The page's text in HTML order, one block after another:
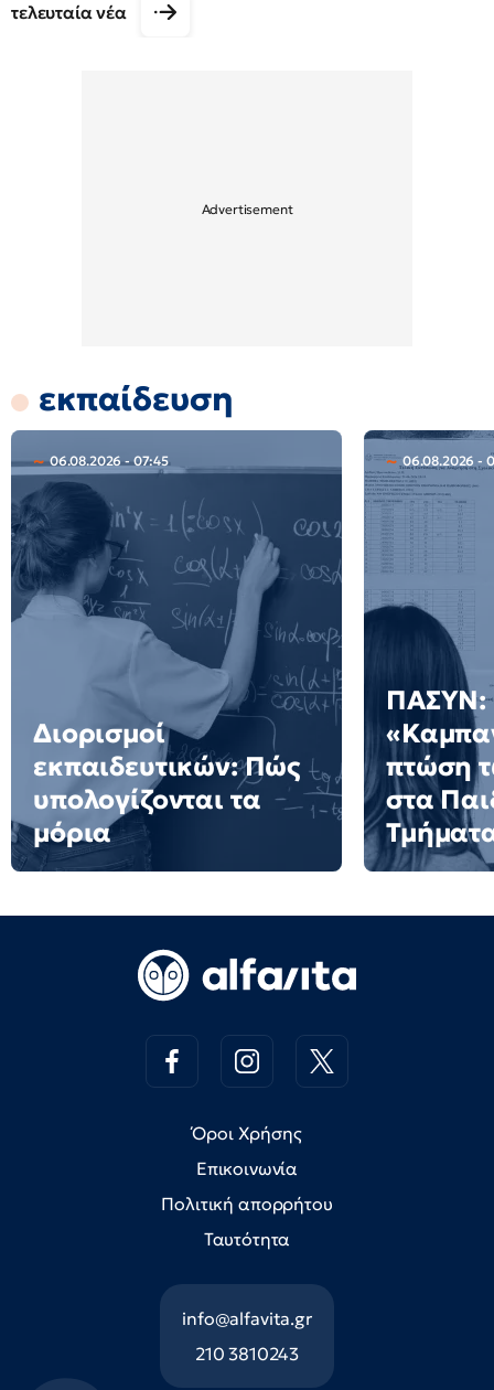
τελευταία νέα
εκπαίδευση
06.08.2026 - 07:45
Διορισμοί
εκπαιδευτικών: Πώς
υπολογίζονται τα
μόρια
06.08.2026 -
ΠΑΣΥΝ:
πτώση
στα
Όροι Χρήσης
Επικοινωνία
Πολιτική απορρήτου
Ταυτότητα
info@alfavita.gr
210 3810243